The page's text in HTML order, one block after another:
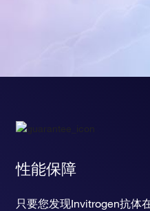
性能保障
只要您发现Invitrogen抗体